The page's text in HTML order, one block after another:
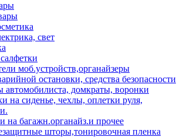
свет
моб.устройств,органайзеры
остановки, средства безопасности
автомобилиста, домкраты, воронки
на сиденье, чехлы, оплетки руля,
на багажн.органайз.и прочее
шторы,тонировочная пленка